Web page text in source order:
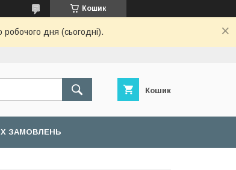
Кошик
дня (сьогодні).
Кошик
ЗАМОВЛЕНЬ